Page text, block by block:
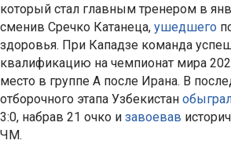
который стал главным тренером в
сменив Сречко Катанеца, ушедшего
здоровья. При Кападзе команда
квалификацию на чемпионат мира
место в группе A после Ирана. В
отборочного этапа Узбекистан
3:0, набрав 21 очко и завоевав
ЧМ.